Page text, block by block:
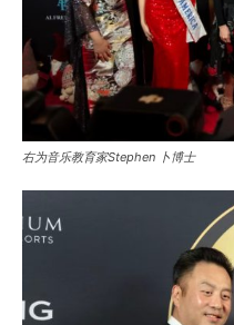
右为音乐教育家Stephen 卜博士